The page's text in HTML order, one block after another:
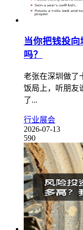
当你把钱投
吗？
老张在深圳做了
饭局上，听朋友
了...
行业展会
2026-07-13
590